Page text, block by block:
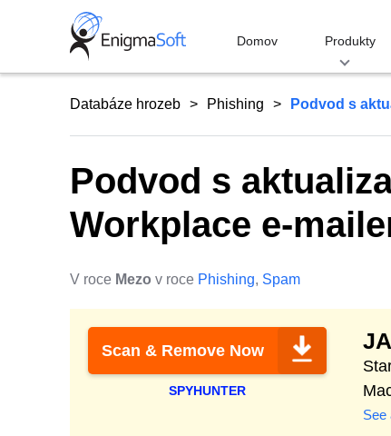
Domov Produkty
Databáze hrozeb Phishing Podvod s
Podvod s
Workplace e-
V roce Mezo v roce Phishing, Spam
Scan & Remove Now
SPYHUNTER
See